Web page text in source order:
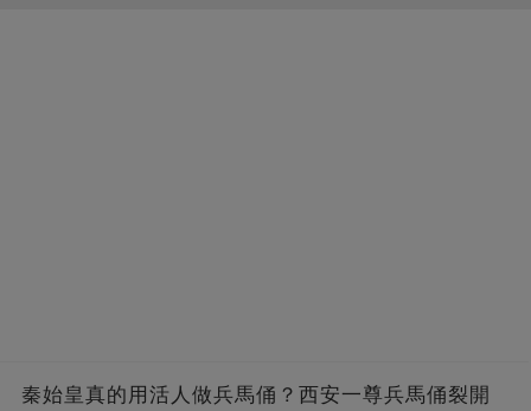
秦始皇真的用活人做兵馬俑？西安一尊兵馬俑裂開